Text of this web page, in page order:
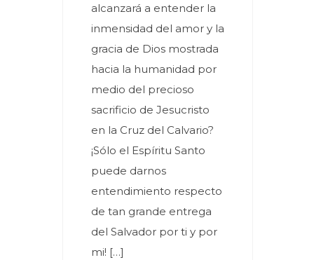
alcanzará a entender la
inmensidad del amor y la
gracia de Dios mostrada
hacia la humanidad por
medio del precioso
sacrificio de Jesucristo
en la Cruz del Calvario?
¡Sólo el Espíritu Santo
puede darnos
entendimiento respecto
de tan grande entrega
del Salvador por ti y por
mi! […]